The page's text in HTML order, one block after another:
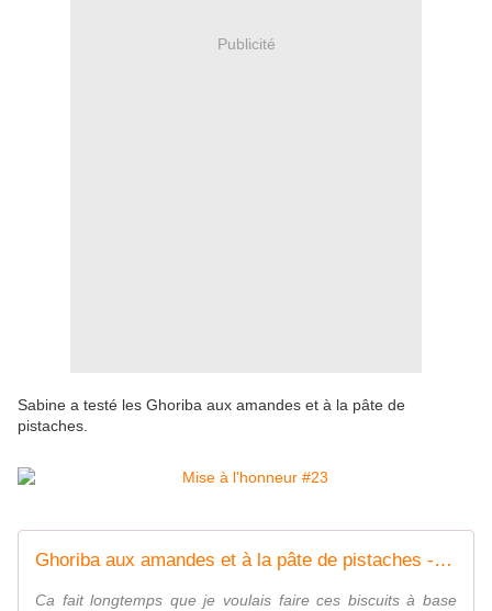
Publicité
Sabine a testé les Ghoriba aux amandes et à la pâte de
pistaches.
Ghoriba aux amandes et à la pâte de pistaches - www.sucreetepices.com
Ca fait longtemps que je voulais faire ces biscuits à base